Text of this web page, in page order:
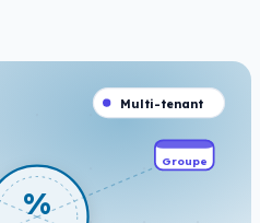
%
Groupe
Multi-tenant